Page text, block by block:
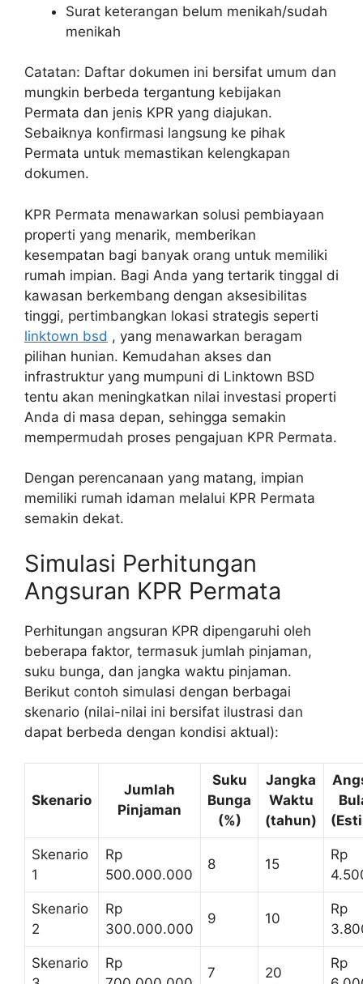
Surat keterangan belum menikah/sudah
menikah
Catatan: Daftar dokumen ini bersifat umum dan
mungkin berbeda tergantung kebijakan
Permata dan jenis KPR yang diajukan.
Sebaiknya konfirmasi langsung ke pihak
Permata untuk memastikan kelengkapan
dokumen.
KPR Permata menawarkan solusi pembiayaan
properti yang menarik, memberikan
kesempatan bagi banyak orang untuk memiliki
rumah impian. Bagi Anda yang tertarik tinggal di
kawasan berkembang dengan aksesibilitas
tinggi, pertimbangkan lokasi strategis seperti
linktown bsd , yang menawarkan beragam
pilihan hunian. Kemudahan akses dan
infrastruktur yang mumpuni di Linktown BSD
tentu akan meningkatkan nilai investasi properti
Anda di masa depan, sehingga semakin
mempermudah proses pengajuan KPR Permata.
Dengan perencanaan yang matang, impian
memiliki rumah idaman melalui KPR Permata
semakin dekat.
Simulasi Perhitungan
Angsuran KPR Permata
Perhitungan angsuran KPR dipengaruhi oleh
beberapa faktor, termasuk jumlah pinjaman,
suku bunga, dan jangka waktu pinjaman.
Berikut contoh simulasi dengan berbagai
skenario (nilai-nilai ini bersifat ilustrasi dan
dapat berbeda dengan kondisi aktual):
Skenario
Jumlah
Pinjaman
Suku
Bunga
(%)
Jangka
Waktu
(tahun)
Skenario
1
Rp
500.000.000
8 15
Rp
Skenario
2
Rp
300.000.000
9 10
Rp
Skenario
Rp
7 20
Rp